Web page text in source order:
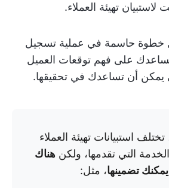
تهيئة العملاء.
خطوة حاسمة في عملية تسجيل
يساعدك على فهم توقعات العميل
يمكن أن تساعدك في تحقيقها.
استبيانات تهيئة العملاء
التي تقدمها، ولكن هناك
تضمينها، مثل: